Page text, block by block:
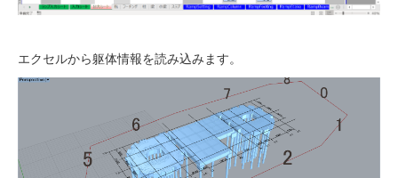
エクセルから躯体情報を読み込みます。